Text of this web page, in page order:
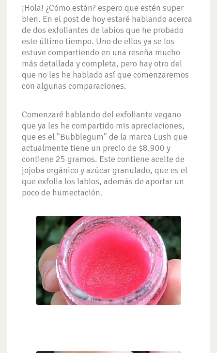
¡Hola! ¿Cómo están? espero que estén super
bien. En el post de hoy estaré hablando acerca
de dos exfoliantes de labios que he probado
este último tiempo. Uno de ellos ya se los
estuve compartiendo en una reseña mucho
más detallada y completa, pero hay otro del
que no les he hablado así que comenzaremos
con algunas comparaciones.
Comenzaré hablando del exfoliante vegano
que ya les he compartido mis apreciaciones,
que es el "Bubblegum" de la marca Lush que
actualmente tiene un precio de $8.900 y
contiene 25 gramos. Este contiene aceite de
jojoba orgánico y azúcar granulado, que es el
que exfolia los labios, además de aportar un
poco de humectación.